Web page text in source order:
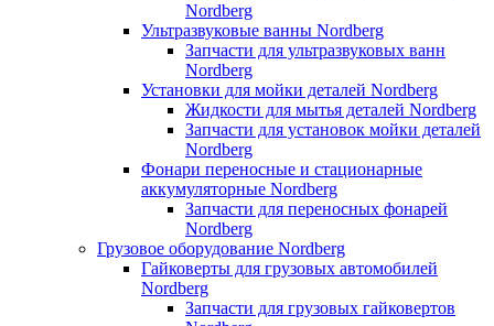
Nordberg
Ультразвуковые ванны Nordberg
Запчасти для ультразвуковых ванн
Nordberg
Установки для мойки деталей Nordberg
Жидкости для мытья деталей Nordberg
Запчасти для установок мойки деталей
Nordberg
Фонари переносные и стационарные
аккумуляторные Nordberg
Запчасти для переносных фонарей
Nordberg
Грузовое оборудование Nordberg
Гайковерты для грузовых автомобилей
Nordberg
Запчасти для грузовых гайковертов